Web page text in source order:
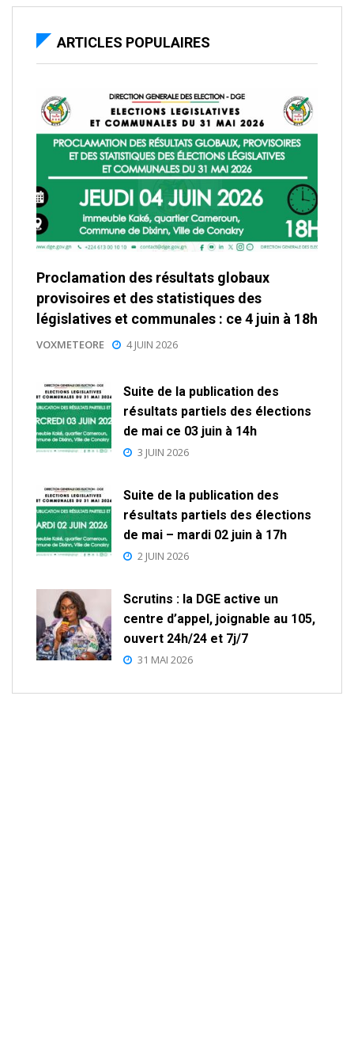
ARTICLES POPULAIRES
Proclamation des résultats globaux
provisoires et des statistiques des
législatives et communales : ce 4 juin à 18h
VOXMETEORE 4 JUIN 2026
Suite de la publication des
résultats partiels des élections
de mai ce 03 juin à 14h
3 JUIN 2026
Suite de la publication des
résultats partiels des élections
de mai – mardi 02 juin à 17h
2 JUIN 2026
Scrutins : la DGE active un
centre d’appel, joignable au 105,
ouvert 24h/24 et 7j/7
31 MAI 2026